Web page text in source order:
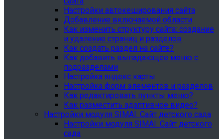
Настройки автокеширования сайта
Добавление включаемой области
Как изменить структуру сайта: создание
и удаление страниц и разделов
Как создать раздел на сайте?
Как добавить выпадающее меню с
подразделами
Настройка яндекс карты
Настройка форм элементов и разделов
Как редактировать пункты меню?
Как разместить адаптивное видео?
Настройки модуля SIMAI: Сайт детского сада
Настройки модуля SIMAI: Сайт детского
сада